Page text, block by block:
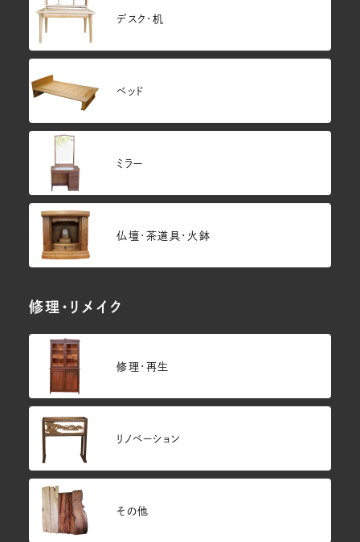
デスク・机
ベッド
ミラー
仏壇･茶道具・火鉢
修理・リメイク
修理・再生
リノベーション
その他